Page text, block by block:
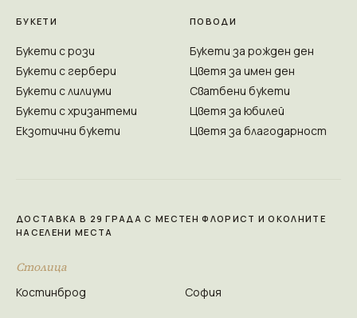
БУКЕТИ
Букети с рози
Букети с гербери
Букети с лилиуми
Букети с хризантеми
Екзотични букети
ПОВОДИ
Букети за рожден ден
Цветя за имен ден
Сватбени букети
Цветя за юбилей
Цветя за благодарност
ДОСТАВКА В 29 ГРАДА С МЕСТЕН ФЛОРИСТ И ОКОЛНИТЕ
НАСЕЛЕНИ МЕСТА
Столица
Костинброд София